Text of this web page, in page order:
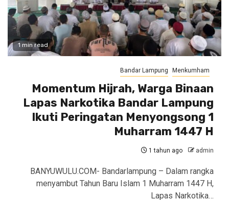
1 min read
Bandar Lampung Menkumham
Momentum Hijrah, Warga Binaan
Lapas Narkotika Bandar Lampung
Ikuti Peringatan Menyongsong 1
Muharram 1447 H
1 tahun ago admin
BANYUWULU.COM- Bandarlampung – Dalam rangka
menyambut Tahun Baru Islam 1 Muharram 1447 H,
Lapas Narkotika…